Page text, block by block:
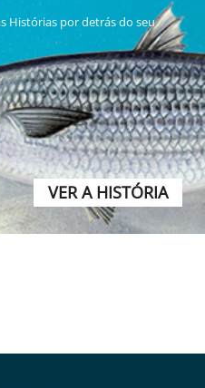
Histórias por detrás do seu
VER A HISTÓRIA